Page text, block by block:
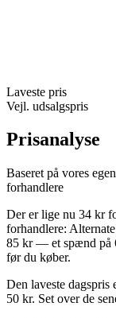
Laveste pris
Vejl. udsalgspris
Prisanalyse
Baseret på vores
forhandlere
Der er lige nu 34 kr
forhandlere:
85 kr — et spænd på
før du køber.
Den laveste
50 kr. Set over de